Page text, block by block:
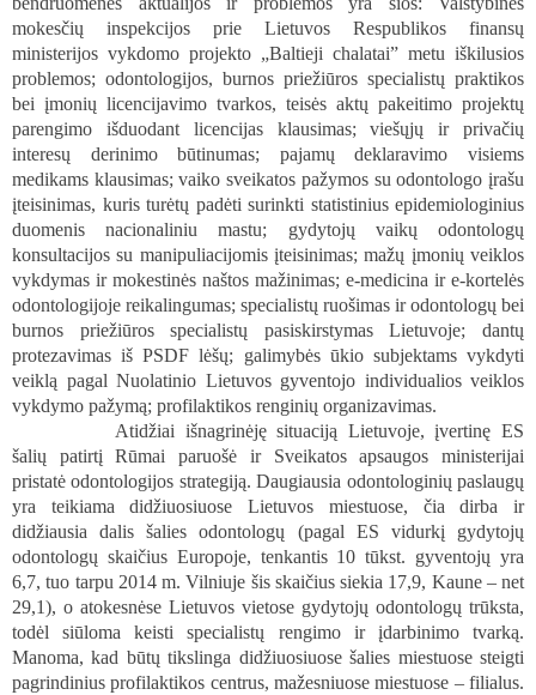
mokesčių inspekcijos prie Lietuvos Respublikos finansų
ministerijos vykdomo projekto „Baltieji chalatai” metu iškilusios
problemos; odontologijos, burnos priežiūros specialistų praktikos
bei įmonių licencijavimo tvarkos, teisės aktų pakeitimo projektų
parengimo išduodant licencijas klausimas; viešųjų ir privačių
interesų derinimo būtinumas; pajamų deklaravimo visiems
medikams klausimas; vaiko sveikatos pažymos su odontologo įrašu
įteisinimas, kuris turėtų padėti surinkti statistinius epidemiologinius
duomenis nacionaliniu mastu; gydytojų vaikų odontologų
konsultacijos su manipuliacijomis įteisinimas; mažų įmonių veiklos
vykdymas ir mokestinės naštos mažinimas; e-medicina ir e-kortelės
odontologijoje reikalingumas; specialistų ruošimas ir odontologų bei
burnos priežiūros specialistų pasiskirstymas Lietuvoje; dantų
protezavimas iš PSDF lėšų; galimybės ūkio subjektams vykdyti
veiklą pagal Nuolatinio Lietuvos gyventojo individualios veiklos
vykdymo pažymą; profilaktikos renginių organizavimas.
Atidžiai išnagrinėję situaciją Lietuvoje, įvertinę ES
šalių patirtį Rūmai paruošė ir Sveikatos apsaugos ministerijai
pristatė odontologijos strategiją. Daugiausia odontologinių paslaugų
yra teikiama didžiuosiuose Lietuvos miestuose, čia dirba ir
didžiausia dalis šalies odontologų (pagal ES vidurkį gydytojų
odontologų skaičius Europoje, tenkantis 10 tūkst. gyventojų yra
6,7, tuo tarpu 2014 m. Vilniuje šis skaičius siekia 17,9, Kaune – net
29,1), o atokesnėse Lietuvos vietose gydytojų odontologų trūksta,
todėl siūloma keisti specialistų rengimo ir įdarbinimo tvarką.
Manoma, kad būtų tikslinga didžiuosiuose šalies miestuose steigti
pagrindinius profilaktikos centrus, mažesniuose miestuose – filialus.